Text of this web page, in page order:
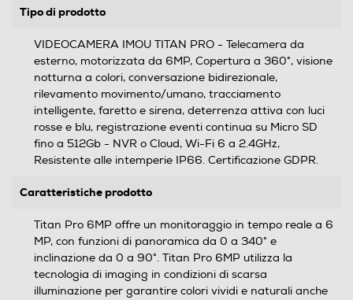
Tipo di prodotto
VIDEOCAMERA IMOU TITAN PRO - Telecamera da
esterno, motorizzata da 6MP, Copertura a 360°, visione
notturna a colori, conversazione bidirezionale,
rilevamento movimento/umano, tracciamento
intelligente, faretto e sirena, deterrenza attiva con luci
rosse e blu, registrazione eventi continua su Micro SD
fino a 512Gb - NVR o Cloud, Wi-Fi 6 a 2.4GHz,
Resistente alle intemperie IP66. Certificazione GDPR.
Caratteristiche prodotto
Titan Pro 6MP offre un monitoraggio in tempo reale a 6
MP, con funzioni di panoramica da 0 a 340° e
inclinazione da 0 a 90°. Titan Pro 6MP utilizza la
tecnologia di imaging in condizioni di scarsa
illuminazione per garantire colori vividi e naturali anche